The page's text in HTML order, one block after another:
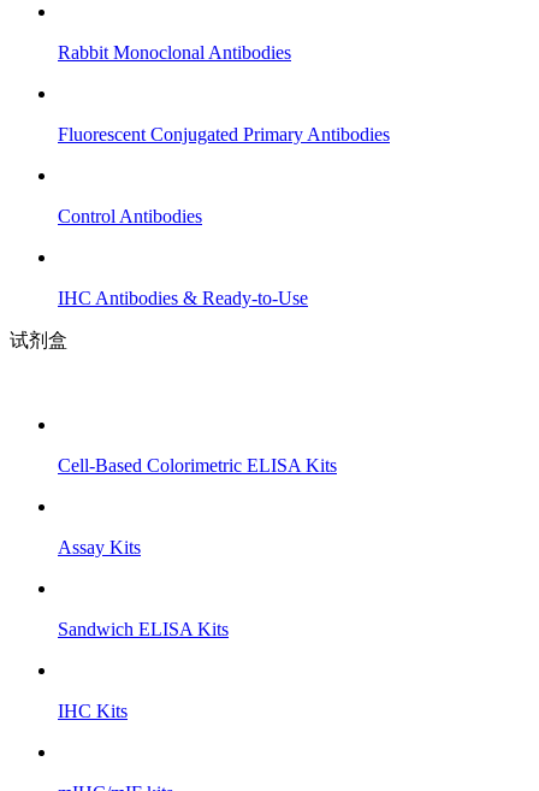
Rabbit Monoclonal Antibodies
Fluorescent Conjugated Primary Antibodies
Control Antibodies
IHC Antibodies & Ready-to-Use
试剂盒
Cell-Based Colorimetric ELISA Kits
Assay Kits
Sandwich ELISA Kits
IHC Kits